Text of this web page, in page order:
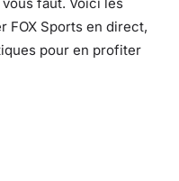
FOX Sports en direct,
pour en profiter